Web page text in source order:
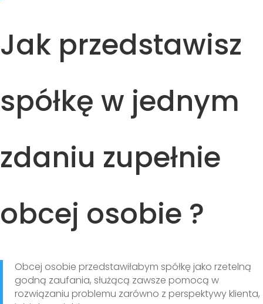
Jak przedstawisz
spółkę w jednym
zdaniu zupełnie
obcej osobie ?
Obcej osobie przedstawiłabym spółkę jako rzetelną
godną zaufania, służącą zawsze pomocą w
rozwiązaniu problemu zarówno z perspektywy klienta,